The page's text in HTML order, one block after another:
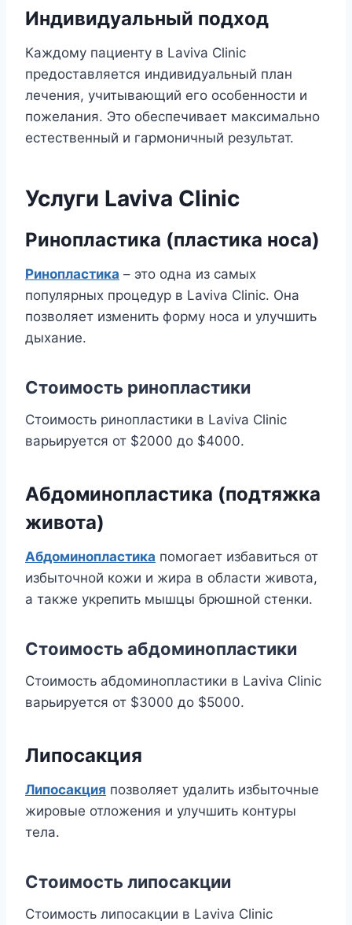
Индивидуальный подход
Каждому пациенту в Laviva Clinic
предоставляется индивидуальный план
лечения, учитывающий его особенности и
пожелания. Это обеспечивает максимально
естественный и гармоничный результат.
Услуги Laviva Clinic
Ринопластика (пластика носа)
Ринопластика – это одна из самых
популярных процедур в Laviva Clinic. Она
позволяет изменить форму носа и улучшить
дыхание.
Стоимость ринопластики
Стоимость ринопластики в Laviva Clinic
варьируется от $2000 до $4000.
Абдоминопластика (подтяжка
живота)
Абдоминопластика помогает избавиться от
избыточной кожи и жира в области живота,
а также укрепить мышцы брюшной стенки.
Стоимость абдоминопластики
Стоимость абдоминопластики в Laviva Clinic
варьируется от $3000 до $5000.
Липосакция
Липосакция позволяет удалить избыточные
жировые отложения и улучшить контуры
тела.
Стоимость липосакции
Стоимость липосакции в Laviva Clinic